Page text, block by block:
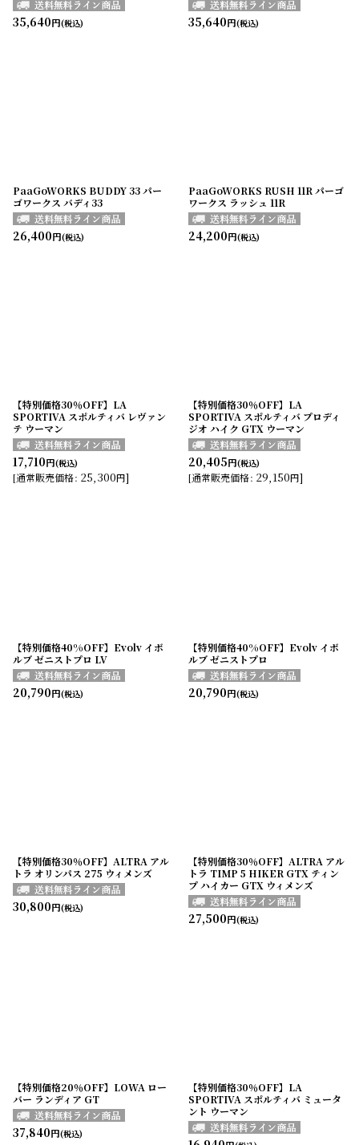
35,640円(税込) 35,640円(税込)
PaaGoWORKS BUDDY 33 パー
ゴワークス バディ33
26,400円(税込)
PaaGoWORKS RUSH 11R パーゴ
ワークス ラッシュ 11R
24,200円(税込)
【特別価格30％OFF】LA
SPORTIVA スポルティバ レヴァン
テ ウーマン
17,710円(税込)
[通常販売価格: 25,300円]
【特別価格30％OFF】LA
SPORTIVA スポルティバ プロディ
ジオ ハイク GTX ウーマン
20,405円(税込)
[通常販売価格: 29,150円]
【特別価格40%OFF】Evolv イボ
ルブ ゼニストプロ LV
20,790円(税込)
【特別価格40%OFF】Evolv イボ
ルブ ゼニストプロ
20,790円(税込)
【特別価格30％OFF】ALTRA アル
トラ オリンパス 275 ウィメンズ
30,800円(税込)
【特別価格30％OFF】ALTRA アル
トラ TIMP 5 HIKER GTX ティン
プ ハイカー GTX ウィメンズ
27,500円(税込)
【特別価格20％OFF】LOWA ロー
バー ランディア GT
37,840円(税込)
【特別価格30％OFF】LA
SPORTIVA スポルティバ ミュータ
ント ウーマン